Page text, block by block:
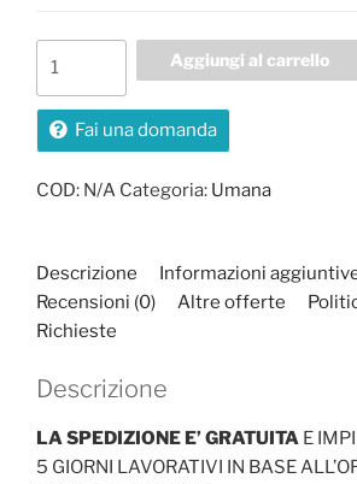
Aggiungi al carrello
Fai una domanda
COD: N/A Categoria: Umana
Descrizione
Informazioni
Recensioni (0)
Altre offerte
Richieste
Descrizione
LA SPEDIZIONE E’ GRATUITA E
5 GIORNI LAVORATIVI IN BASE